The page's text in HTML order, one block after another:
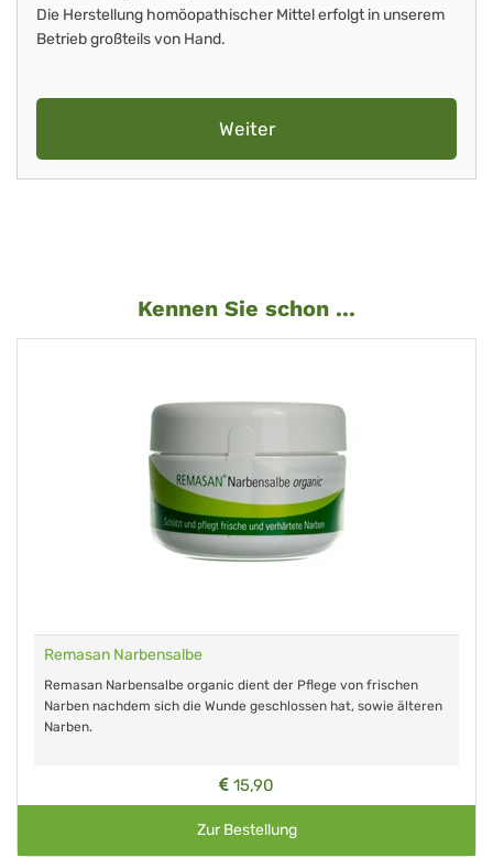
Die Herstellung homöopathischer Mittel erfolgt in unserem
Betrieb großteils von Hand.
Weiter
Kennen Sie schon ...
Remasan Narbensalbe
Remasan Narbensalbe organic dient der Pflege von frischen
Narben nachdem sich die Wunde geschlossen hat, sowie älteren
Narben.
15,90
Zur Bestellung